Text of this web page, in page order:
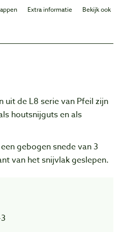
Extra informatie Bekijk ook
uit de L8 serie van Pfeil zijn
houtsnijguts en als
gebogen snede van 3
van het snijvlak geslepen.